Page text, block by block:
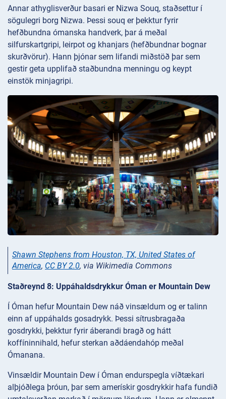
Annar athyglisverður basari er Nizwa Souq, staðsettur í
sögulegri borg Nizwa. Þessi souq er þekktur fyrir
hefðbundna ómanska handverk, þar á meðal
silfurskartgripi, leirpot og khanjars (hefðbundnar bognar
skurðvörur). Hann þjónar sem lifandi miðstöð þar sem
gestir geta upplifað staðbundna menningu og keypt
einstök minjagripi.
Shawn Stephens from Houston, TX, United States of
America, CC BY 2.0, via Wikimedia Commons
Staðreynd 8: Uppáhaldsdrykkur Óman er Mountain Dew
Í Óman hefur Mountain Dew náð vinsældum og er talinn
einn af uppáhalds gosadrykk. Þessi sítrusbragaða
gosdrykki, þekktur fyrir áberandi bragð og hátt
koffíninnihald, hefur sterkan aðdáendahóp meðal
Ómanana.
Vinsældir Mountain Dew í Óman endurspegla víðtækari
alþjóðlega þróun, þar sem amerískir gosdrykkir hafa fundið